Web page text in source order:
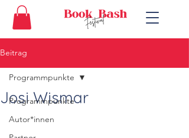
Beitrag
Programmpunkte
Autor*innen
Programmpunkte
Josi Wismar